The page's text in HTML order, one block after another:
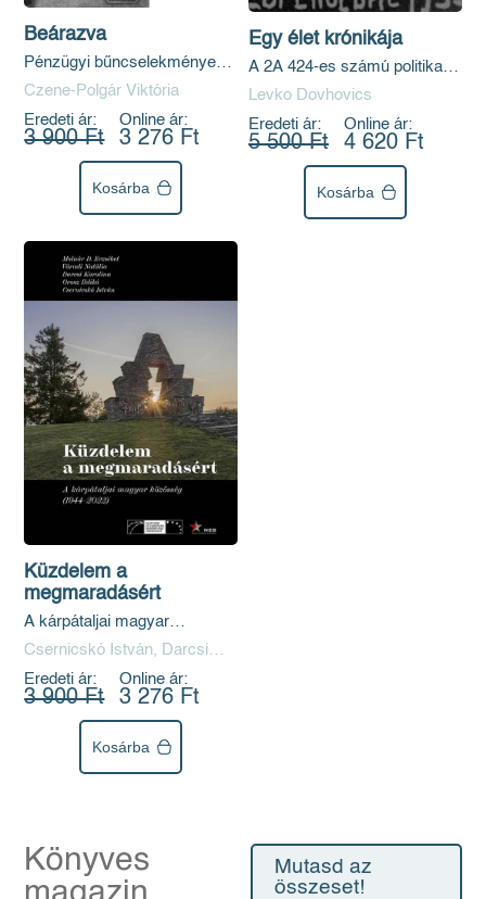
Beárazva
Pénzügyi bűncselekmények
a Rákosi-korszakban
Czene-Polgár Viktória
Eredeti ár:
3 900 Ft
Online ár:
3 276 Ft
Kosárba
Egy élet krónikája
A 2A 424-es számú politikai
fogoly
Levko Dovhovics
Eredeti ár:
5 500 Ft
Online ár:
4 620 Ft
Kosárba
Küzdelem a
megmaradásért
A kárpátaljai magyar
közösség (1944 - 2022)
Csernicskó István, Darcsi
Karolina, Molnár D. Erzsébet,
Orosz Ildikó, Váradi Natália
Eredeti ár:
3 900 Ft
Online ár:
3 276 Ft
Kosárba
Könyves
Mutasd az
összeset!